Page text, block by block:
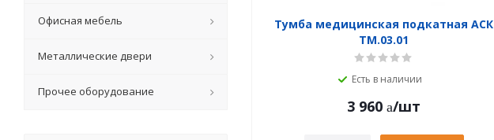
Тумба медицинская подкатная АСК
ТМ.03.01
Есть в наличии
3 960 /шт
Офисная мебель
Металлические двери
Прочее оборудование